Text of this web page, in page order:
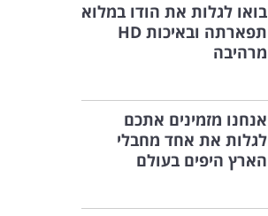
בואו לגלות את הודו במלוא
תפארתה ובאיכות HD
מרהיבה
אנחנו מזמינים אתכם
לגלות את אחד מחבלי
הארץ היפים בעולם